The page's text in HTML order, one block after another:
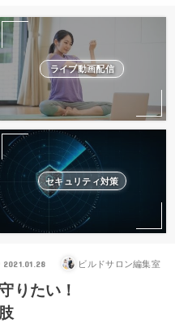
ライブ動画配信
セキュリティ対策
2021.01.28 ビルドサロン編集室
りたい！